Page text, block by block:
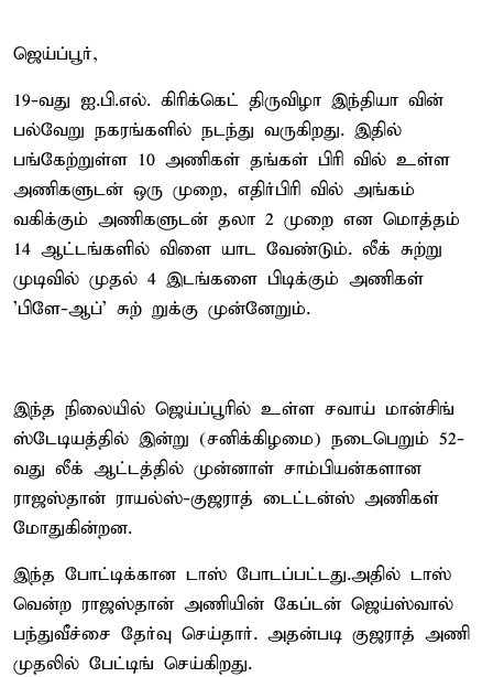
ஜெய்ப்பூர்,
19-வது ஐ.பி.எல். கிரிக்கெட் திருவிழா இந்தியா வின்
பல்வேறு நகரங்களில் நடந்து வருகிறது. இதில்
பங்கேற்றுள்ள 10 அணிகள் தங்கள் பிரி வில் உள்ள
அணிகளுடன் ஒரு முறை, எதிர்பிரி வில் அங்கம்
வகிக்கும் அணிகளுடன் தலா 2 முறை என மொத்தம்
14 ஆட்டங்களில் விளை யாட வேண்டும். லீக் சுற்று
முடிவில் முதல் 4 இடங்களை பிடிக்கும் அணிகள்
'பிளே-ஆப்' சுற் றுக்கு முன்னேறும்.
இந்த நிலையில் ஜெய்ப்பூரில் உள்ள சவாய் மான்சிங்
ஸ்டேடியத்தில் இன்று (சனிக்கிழமை) நடைபெறும் 52-
வது லீக் ஆட்டத்தில் முன்னாள் சாம்பியன்களான
ராஜஸ்தான் ராயல்ஸ்-குஜராத் டைட்டன்ஸ் அணிகள்
மோதுகின்றன.
இந்த போட்டிக்கான டாஸ் போடப்பட்டது.அதில் டாஸ்
வென்ற ராஜஸ்தான் அணியின் கேப்டன் ஜெய்ஸ்வால்
பந்துவீச்சை தேர்வு செய்தார். அதன்படி குஜராத் அணி
முதலில் பேட்டிங் செய்கிறது.